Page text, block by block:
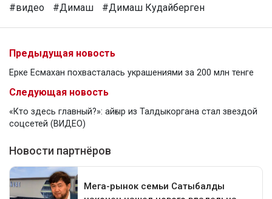
#видео #Димаш #Димаш Кудайберген
Предыдущая новость
Ерке Есмахан похвасталась украшениями за 200 млн тенге
Следующая новость
«Кто здесь главный?»: айғыр из Талдыкоргана стал звездой
соцсетей (ВИДЕО)